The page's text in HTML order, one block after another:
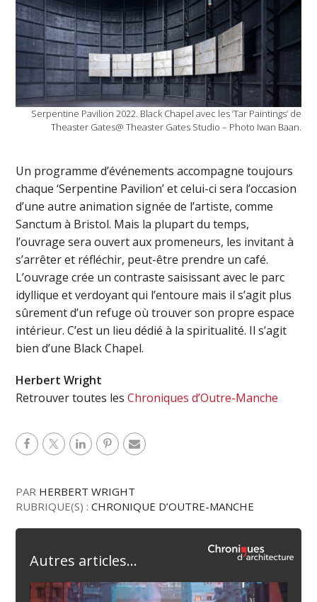
Serpentine Pavilion 2022. Black Chapel avec les ‘Tar Paintings’ de
Theaster Gates@ Theaster Gates Studio – Photo Iwan Baan.
Un programme d’événements accompagne toujours
chaque ‘Serpentine Pavilion’ et celui-ci sera l’occasion
d’une autre animation signée de l’artiste, comme
Sanctum à Bristol. Mais la plupart du temps,
l’ouvrage sera ouvert aux promeneurs, les invitant à
s’arrêter et réfléchir, peut-être prendre un café.
L’ouvrage crée un contraste saisissant avec le parc
idyllique et verdoyant qui l’entoure mais il s’agit plus
sûrement d’un refuge où trouver son propre espace
intérieur. C’est un lieu dédié à la spiritualité. Il s’agit
bien d’une Black Chapel.
Herbert Wright
Retrouver toutes lesChroniques d’Outre-Manche
PAR HERBERT WRIGHT
RUBRIQUE(S) :CHRONIQUE D’OUTRE-MANCHE
Autres articles...